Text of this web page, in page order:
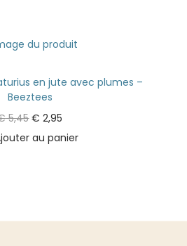
en jute avec plumes –
Beeztees
5,45 € 2,95
au panier